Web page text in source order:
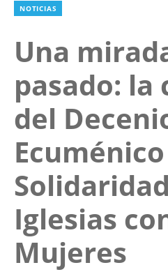
NOTICIAS
Una
pasado: la
del
Iglesias
Mujeres